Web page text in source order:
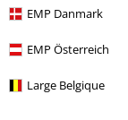
EMP Danmark
EMP Österreich
Large Belgique